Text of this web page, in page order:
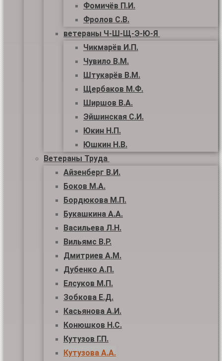
Фомичёв П.И.
Фролов С.В.
ветераны Ч-Ш-Щ-Э-Ю-Я
Чикмарёв И.П.
Чувило В.М.
Штукарёв В.М.
Щербаков М.Ф.
Ширшов В.А.
Эйшинская С.И.
Юкин Н.П.
Юшкин Н.В.
Ветераны Труда
Айзенберг В.И.
Боков М.А.
Бордюкова М.П.
Букашкина А.А.
Васильева Л.Н.
Вильямс В.Р.
Дмитриев А.М.
Дубенко А.П.
Елсуков М.П.
Зобкова Е.Д.
Касьянова А.И.
Конюшков Н.С.
Кутузов Г.П.
Кутузова А.А.